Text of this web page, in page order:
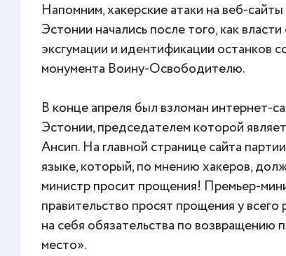
Напомним, хакерские атаки на веб-
Эстонии начались после того, как
эксгумации и идентификации останков
монумента Воину-Освободителю.
В конце апреля был взломан интернет-
Эстонии, председателем которой
Ансип. На главной странице сайта
языке, который, по мнению хакеров,
министр просит прощения! Премьер-
правительство просят прощения у
на себя обязательства по возвращению
место».